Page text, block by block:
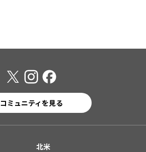
コミュニティを見る
北米